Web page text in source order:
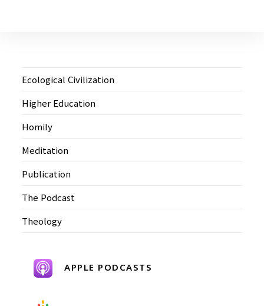
Ecological Civilization
Higher Education
Homily
Meditation
Publication
The Podcast
Theology
APPLE PODCASTS